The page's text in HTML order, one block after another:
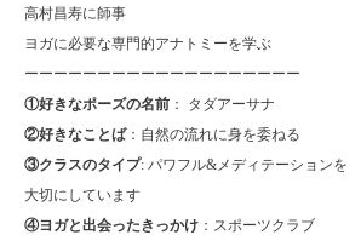
高村昌寿に師事
ヨガに必要な専門的アナトミーを学ぶ
ーーーーーーーーーーーーーーーーーーー
①好きなポーズの名前 ：
タダアーサナ
②好きなことば：自然の流れに身を委ねる
③クラスのタイプ: パワフル&メディテーションを
大切にしています
④ヨガと出会ったきっかけ ：スポーツクラブ